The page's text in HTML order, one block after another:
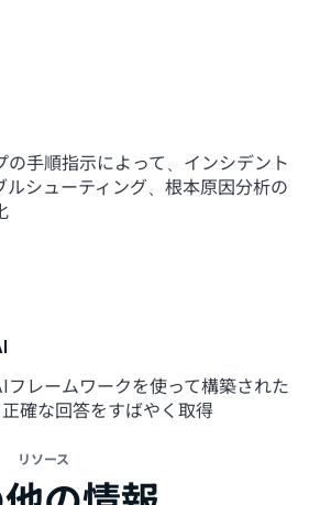
の手順指示によって、インシデント
ルシューティング、根本原因分析の
フレームワークを使って構築された
確な回答をすばやく取得
リソース